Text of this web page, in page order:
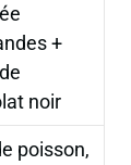
+
noir
poisson,